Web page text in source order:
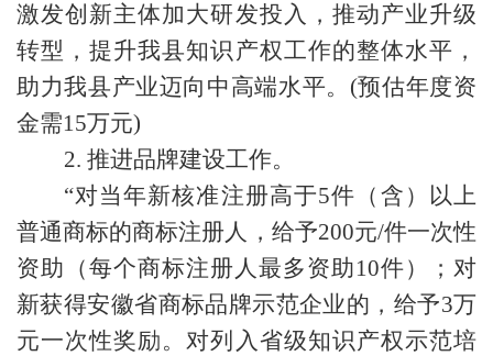
激发创新主体加大研发投入，推动产业升级
转型，提升我县知识产权工作的整体水平，
助力我县产业迈向中高端水平。(预估年度资
金需15万元)
2. 推进品牌建设工作。
“对当年新核准注册高于5件（含）以上
普通商标的商标注册人，给予200元/件一次性
资助（每个商标注册人最多资助10件）；对
新获得安徽省商标品牌示范企业的，给予3万
元一次性奖励。对列入省级知识产权示范培